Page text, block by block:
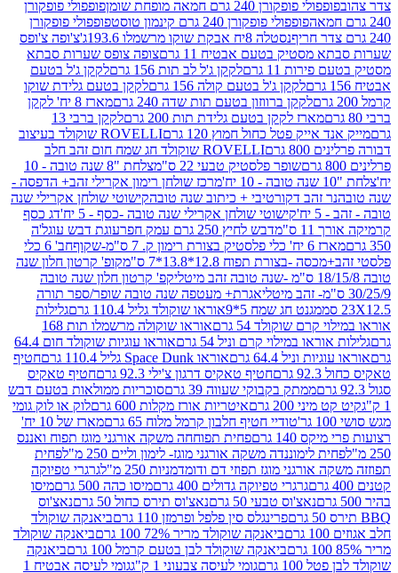
פופקורן 240 גרם חמאה מופחת שומן
פופפולי פופקורן
פופפולי פופקורן 240 גרם קינמון טוסט
פופפולי פופקורן
נסטלה 8יח אבקת שוקו מרשמלו 193.6ג'
צ'ופה צ'ופס
מסטיק בטעם אבטיח 11 גרם
צופה צופס שערות סבתא
11 גרם
לקקן ג'ל לב תות 156 גרם
לקקן ג'ל בטעם
לקקן ג'ל בטעם קולה 156 גרם
לקקן בטעם גלידת שוקו
לקקן ברווזון בטעם תות שדה 240 גרם
מארז 8 יח' לקקן
מארז לקקן בטעם גלידת תות 200 גרם
לקקן ברבי 13
אייק פטל כחול חמוץ 120 גרם
ROVELLI שוקולד בעיצוב
גרם
ROVELLI שוקולד חג שמח חום זהב חלב
שופר פלסטיק טבעי 22 ס"מ
צלחת "8 שנה טובה - 10
מרכז שולחן רימון אקרילי זהב+ הדפסה -
זהב דקורטיבי + כיתוב שנה טובהקישוטי שולחן אקרילי שנה
קישוטי שולחן אקרילי שנה טובה -כסף - 5 יח'
דג כסף
ס"מ
דבש לחיץ 250 גרם עמק חפר
עוגת דבש עוגל'ה
בצורת רימון ק. 7 ס"מ-שקוף
חב' 6 כלי
-בצורת תפוח 12.8*13.8*7 ס"מ
קופ' קרטון חלון שנה
קפ' קרטון חלון שנה טובה
אגרת+ מעטפה שנה טובה שופר/ספר תורה
מגנט חג שמח 5*9
אוראו שוקולד גליל 110.4 גרם
גלילות
קרם שוקולד 54 גרם
אוראו שוקולה מרשמלו תות 168
במילוי קרם וניל 54 גרם
אוראו עוגיות שוקולד חום 64.4
וניל 64.4 גרם
אוראו Space Dunk גליל 110.4 גרם
חטיף
חטיף טאקיס דרגון צ'ילי 92.3 גרם
חטיף טאקיס
ממתק בקבוקי שעווה 39 גרם
סוכריות ממולאות בטעם דבש
200 גרם
איטריות אורז מקלות 600 גרם
לוק או לוק גומי
טודיי חטיף חלבון קרמל מלוח 65 גרם
מארז של 10 יח'
140 גרם
פחית תפוחחה משקה אורגני מוגז תפוח ואננס
לימוננדה משקה אורגני מוגז- לימון וליים 250 מ"ל
פחית
מוגז תפוזי דם ודומדמניות 250 מ"ל
גרגרי טפיוקה
גרגרי טפיוקה גדולים 400 גרם
מיסו כהה 500 גרם
מיסו
נאצ'וס טבעי 50 גרם
נאצ'וס תירס כחול 50 גרם
נאצ'וס
פרינגלס סין פלפל ופרמזן 110 גרם
ביאנקה שוקולד
ביאנקה שוקולד מריר 72% 100 גרם
ביאנקה שוקולד
ביאנקה שוקולד לבן בטעם קרמל 100 גרם
ביאנקה
גרם
גומי לעיסה צבעוני 1 ק"ג גומי לעיסה אבטיח 1